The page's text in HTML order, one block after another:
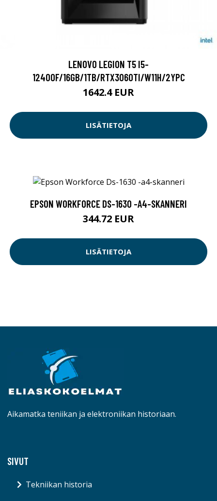
LENOVO LEGION T5 I5-
12400F/16GB/1TB/RTX3060TI/W11H/2YPC
1642.4 EUR
LISÄTIETOJA
EPSON WORKFORCE DS-1630 -A4-SKANNERI
344.72 EUR
LISÄTIETOJA
Aikamatka teniikan ja elektroniikan historiaan.
SIVUT
Tekniikan historia